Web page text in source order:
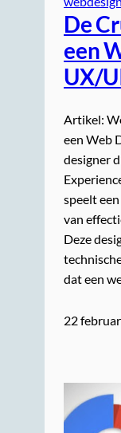
De
een
UX/
Artikel:
een Web
designer
speelt
van
Deze
dat een
22